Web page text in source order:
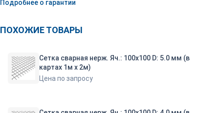
Подробнее о гарантии
ПОХОЖИЕ ТОВАРЫ
Сетка сварная нерж. Яч.: 100х100 D: 5.0 мм (в
картах 1м х 2м)
Цена по запросу